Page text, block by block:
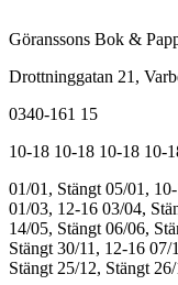
Göranssons Bok &
Drottninggatan 21 ,
0340-161 15
10-18 10-18 10-18 10-
01/01, Stängt 05/01,
01/03, 12-16 03/04,
14/05, Stängt 06/06,
Stängt 30/11, 12-16 07/
Stängt 25/12, Stängt